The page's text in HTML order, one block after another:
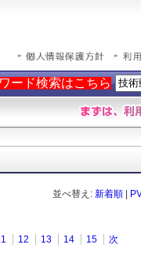
ード検索はこちら
並べ替え: 新着順
12 13 14 15 次